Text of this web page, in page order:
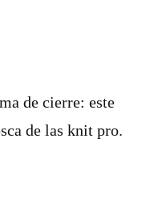
de cierre: este
de las knit pro.